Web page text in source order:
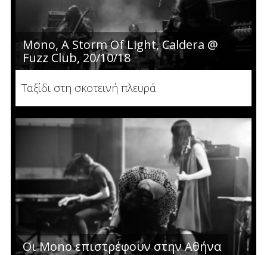
Mono, A Storm Of Light, Caldera @
Fuzz Club, 20/10/18
Ταξίδι στη σκοτεινή πλευρά
Οι Mono επιστρέφουν στην Αθήνα